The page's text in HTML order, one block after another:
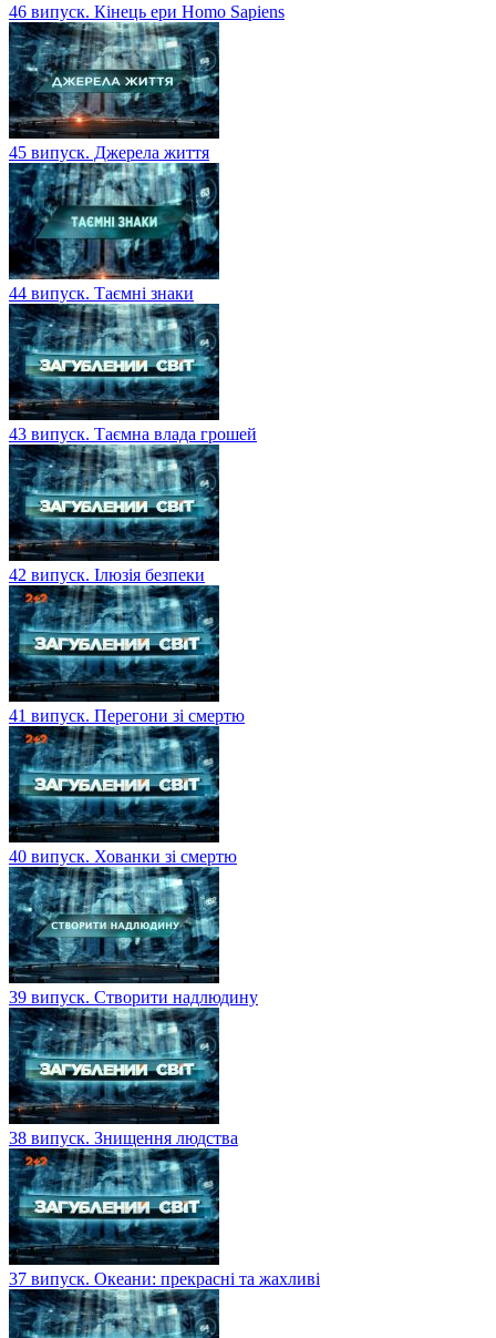
46 випуск. Кінець ери Homo Sapiens
45 випуск. Джерела життя
44 випуск. Таємні знаки
43 випуск. Таємна влада грошей
42 випуск. Ілюзія безпеки
41 випуск. Перегони зі смертю
40 випуск. Хованки зі смертю
39 випуск. Створити надлюдину
38 випуск. Знищення людства
37 випуск. Океани: прекрасні та жахливі